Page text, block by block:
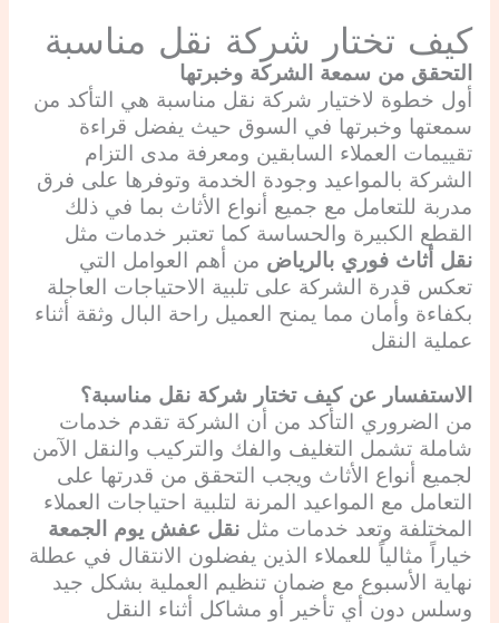
كيف تختار شركة نقل مناسبة
التحقق من سمعة الشركة وخبرتها
أول خطوة لاختيار شركة نقل مناسبة هي التأكد من
سمعتها وخبرتها في السوق حيث يفضل قراءة
تقييمات العملاء السابقين ومعرفة مدى التزام
الشركة بالمواعيد وجودة الخدمة وتوفرها على فرق
مدربة للتعامل مع جميع أنواع الأثاث بما في ذلك
القطع الكبيرة والحساسة كما تعتبر خدمات مثل
نقل أثاث فوري بالرياض من أهم العوامل التي
تعكس قدرة الشركة على تلبية الاحتياجات العاجلة
بكفاءة وأمان مما يمنح العميل راحة البال وثقة أثناء
عملية النقل
الاستفسار عنكيف تختار شركة نقل مناسبة؟
من الضروري التأكد من أن الشركة تقدم خدمات
شاملة تشمل التغليف والفك والتركيب والنقل الآمن
لجميع أنواع الأثاث ويجب التحقق من قدرتها على
التعامل مع المواعيد المرنة لتلبية احتياجات العملاء
المختلفة وتعد خدمات مثل نقل عفش يوم الجمعة
خياراً مثالياً للعملاء الذين يفضلون الانتقال في عطلة
نهاية الأسبوع مع ضمان تنظيم العملية بشكل جيد
وسلس دون أي تأخير أو مشاكل أثناء النقل